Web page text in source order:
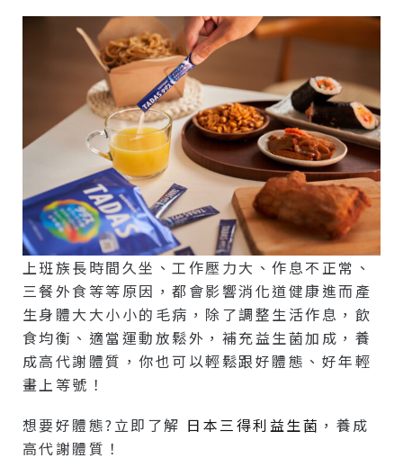
上班族長時間久坐、工作壓力大、作息不正常、
三餐外食等等原因，都會影響消化道健康進而產
生身體大大小小的毛病，除了調整生活作息，飲
食均衡、適當運動放鬆外，補充益生菌加成，養
成高代謝體質，你也可以輕鬆跟好體態、好年輕
畫上等號！
想要好體態?立即了解 日本三得利益生菌 ，養成
高代謝體質！